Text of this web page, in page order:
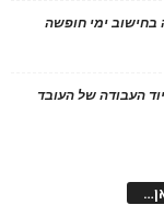
ימי חופשה
העבודה של העובד